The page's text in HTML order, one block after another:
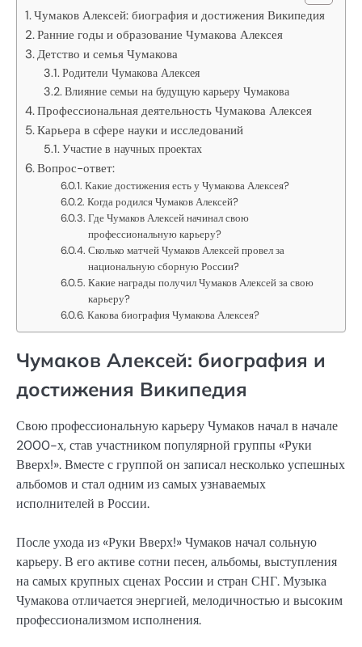
Чумаков Алексей: биография и достижения Википедия
Ранние годы и образование Чумакова Алексея
Детство и семья Чумакова
Родители Чумакова Алексея
Влияние семьи на будущую карьеру Чумакова
Профессиональная деятельность Чумакова Алексея
Карьера в сфере науки и исследований
Участие в научных проектах
Вопрос-ответ:
Какие достижения есть у Чумакова Алексея?
Когда родился Чумаков Алексей?
Где Чумаков Алексей начинал свою
профессиональную карьеру?
Сколько матчей Чумаков Алексей провел за
национальную сборную России?
Какие награды получил Чумаков Алексей за свою
карьеру?
Какова биография Чумакова Алексея?
Чумаков Алексей: биография и
достижения Википедия
Свою профессиональную карьеру Чумаков начал в начале
2000-х, став участником популярной группы «Руки
Вверх!». Вместе с группой он записал несколько успешных
альбомов и стал одним из самых узнаваемых
исполнителей в России.
После ухода из «Руки Вверх!» Чумаков начал сольную
карьеру. В его активе сотни песен, альбомы, выступления
на самых крупных сценах России и стран СНГ. Музыка
Чумакова отличается энергией, мелодичностью и высоким
профессионализмом исполнения.